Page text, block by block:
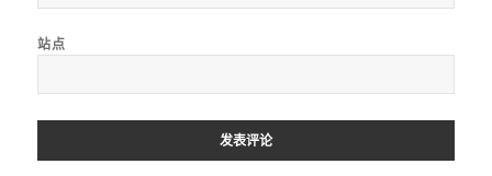
站点